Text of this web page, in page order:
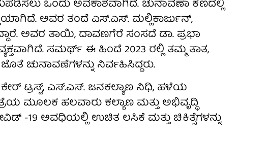
ಒಂದು ಅವಕಾಶವಾಗಿದೆ. ಚುನಾವಣಾ ಕಣದಲ್ಲಿ
ಅವರ ತಂದೆ ಎಸ್.ಎಸ್. ಮಲ್ಲಿಕಾರ್ಜುನ್,
ಅವರ ತಾಯಿ, ದಾವಣಗೆರೆ ಸಂಸದೆ ಡಾ. ಪ್ರಭಾ
ಸಮರ್ಥ್ ಈ ಹಿಂದೆ 2023 ರಲ್ಲಿ ತಮ್ಮ ತಾತ,
ಚುನಾವಣೆಗಳನ್ನು ನಿರ್ವಹಿಸಿದ್ದರು.
ಟ್ರಸ್ಟ್, ಎಸ್.ಎಸ್. ಜನಕಲ್ಯಾಣ ನಿಧಿ, ಹಳೆಯ
ಮೂಲಕ ಹಲವಾರು ಕಲ್ಯಾಣ ಮತ್ತು ಅಭಿವೃದ್ಧಿ
-19 ಅವಧಿಯಲ್ಲಿ ಉಚಿತ ಲಸಿಕೆ ಮತ್ತು ಚಿಕಿತ್ಸೆಗಳನ್ನು